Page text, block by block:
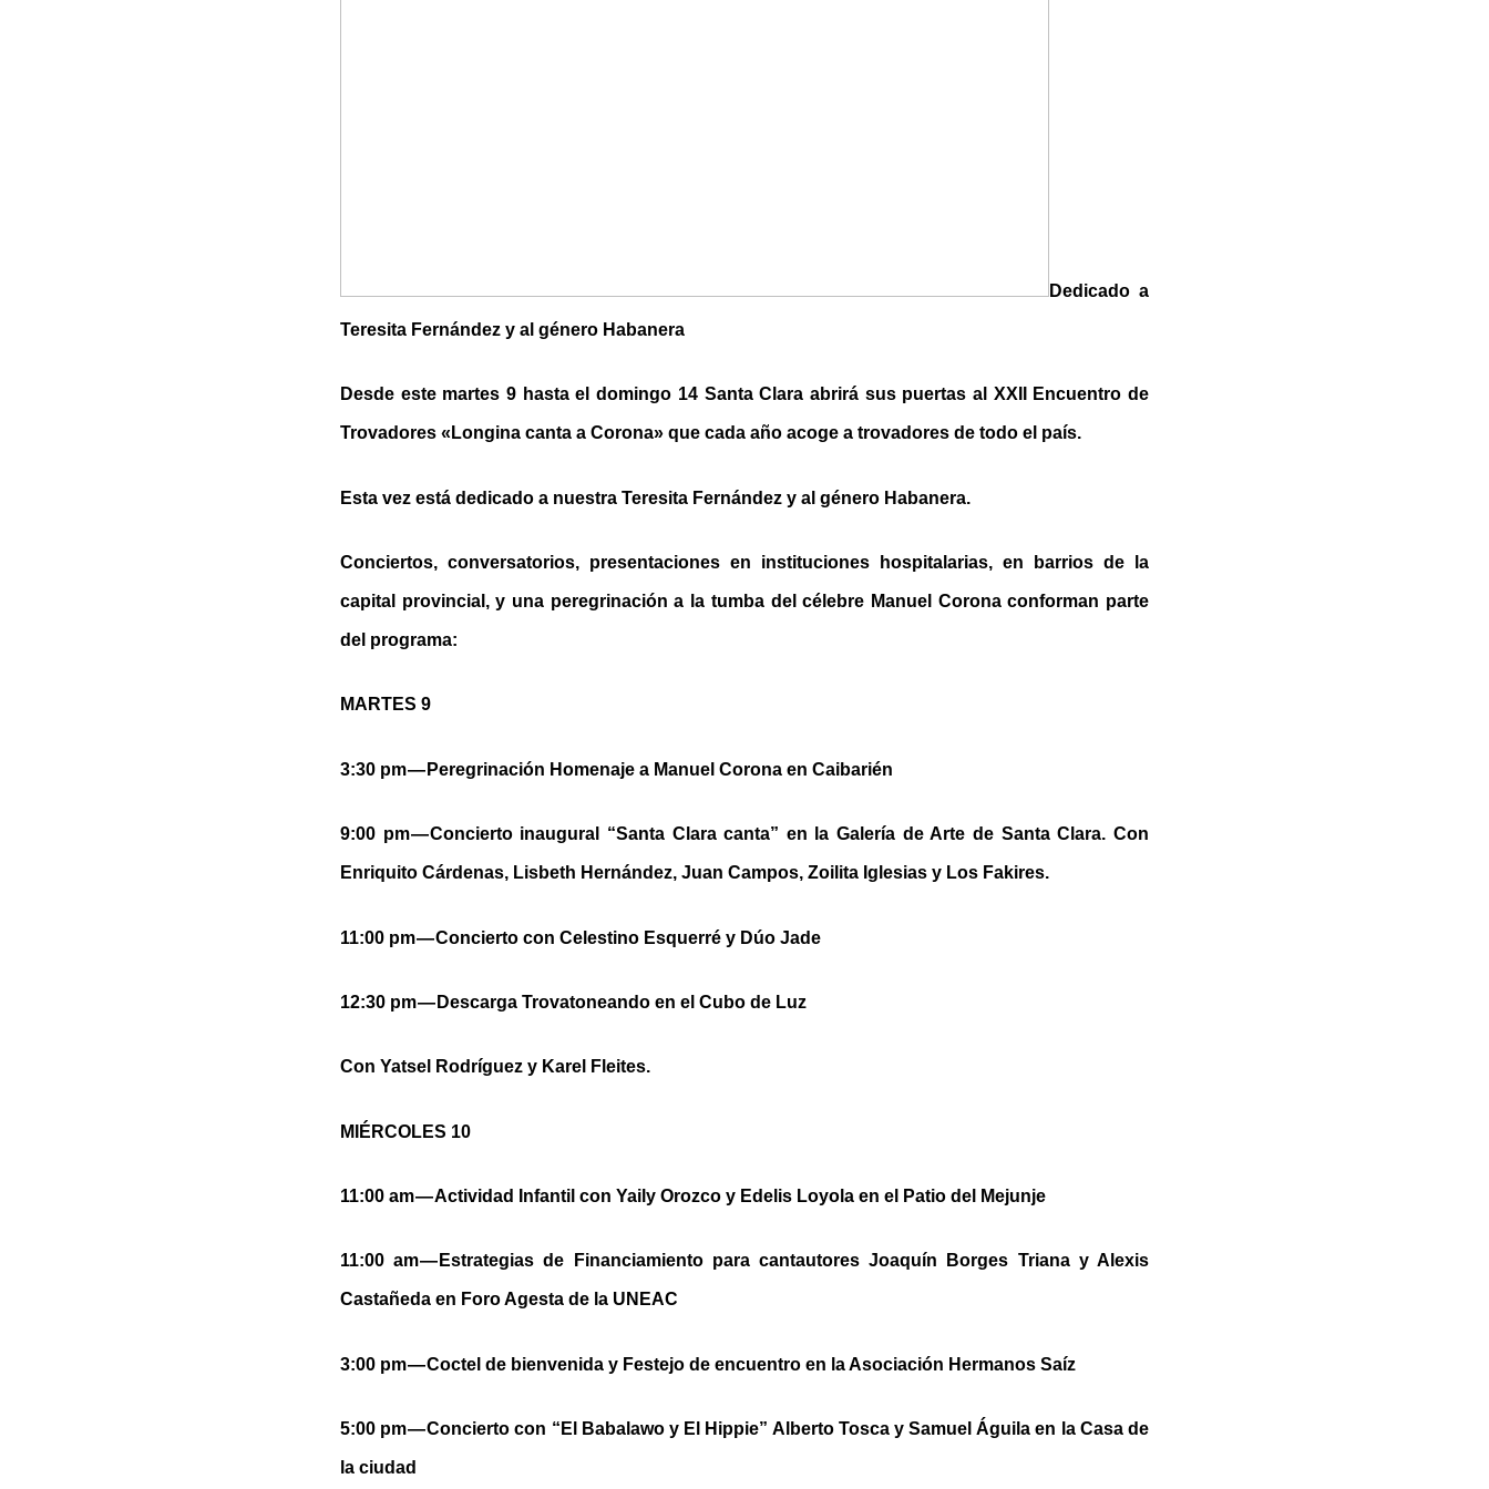
Dedicado a
Teresita Fernández y al género Habanera
Desde este martes 9 hasta el domingo 14 Santa Clara abrirá sus puertas al XXII Encuentro de
Trovadores «Longina canta a Corona» que cada año acoge a trovadores de todo el país.
Esta vez está dedicado a nuestra Teresita Fernández y al género Habanera.
Conciertos, conversatorios, presentaciones en instituciones hospitalarias, en barrios de la
capital provincial, y una peregrinación a la tumba del célebre Manuel Corona conforman parte
del programa:
MARTES 9
3:30 pm — Peregrinación Homenaje a Manuel Corona en Caibarién
9:00 pm — Concierto inaugural “Santa Clara canta” en la Galería de Arte de Santa Clara. Con
Enriquito Cárdenas, Lisbeth Hernández, Juan Campos, Zoilita Iglesias y Los Fakires.
11:00 pm — Concierto con Celestino Esquerré y Dúo Jade
12:30 pm — Descarga Trovatoneando en el Cubo de Luz
Con Yatsel Rodríguez y Karel Fleites.
MIÉRCOLES 10
11:00 am — Actividad Infantil con Yaily Orozco y Edelis Loyola en el Patio del Mejunje
11:00 am — Estrategias de Financiamiento para cantautores Joaquín Borges Triana y Alexis
Castañeda en Foro Agesta de la UNEAC
3:00 pm — Coctel de bienvenida y Festejo de encuentro en la Asociación Hermanos Saíz
5:00 pm — Concierto con “El Babalawo y El Hippie” Alberto Tosca y Samuel Águila en la Casa de
la ciudad